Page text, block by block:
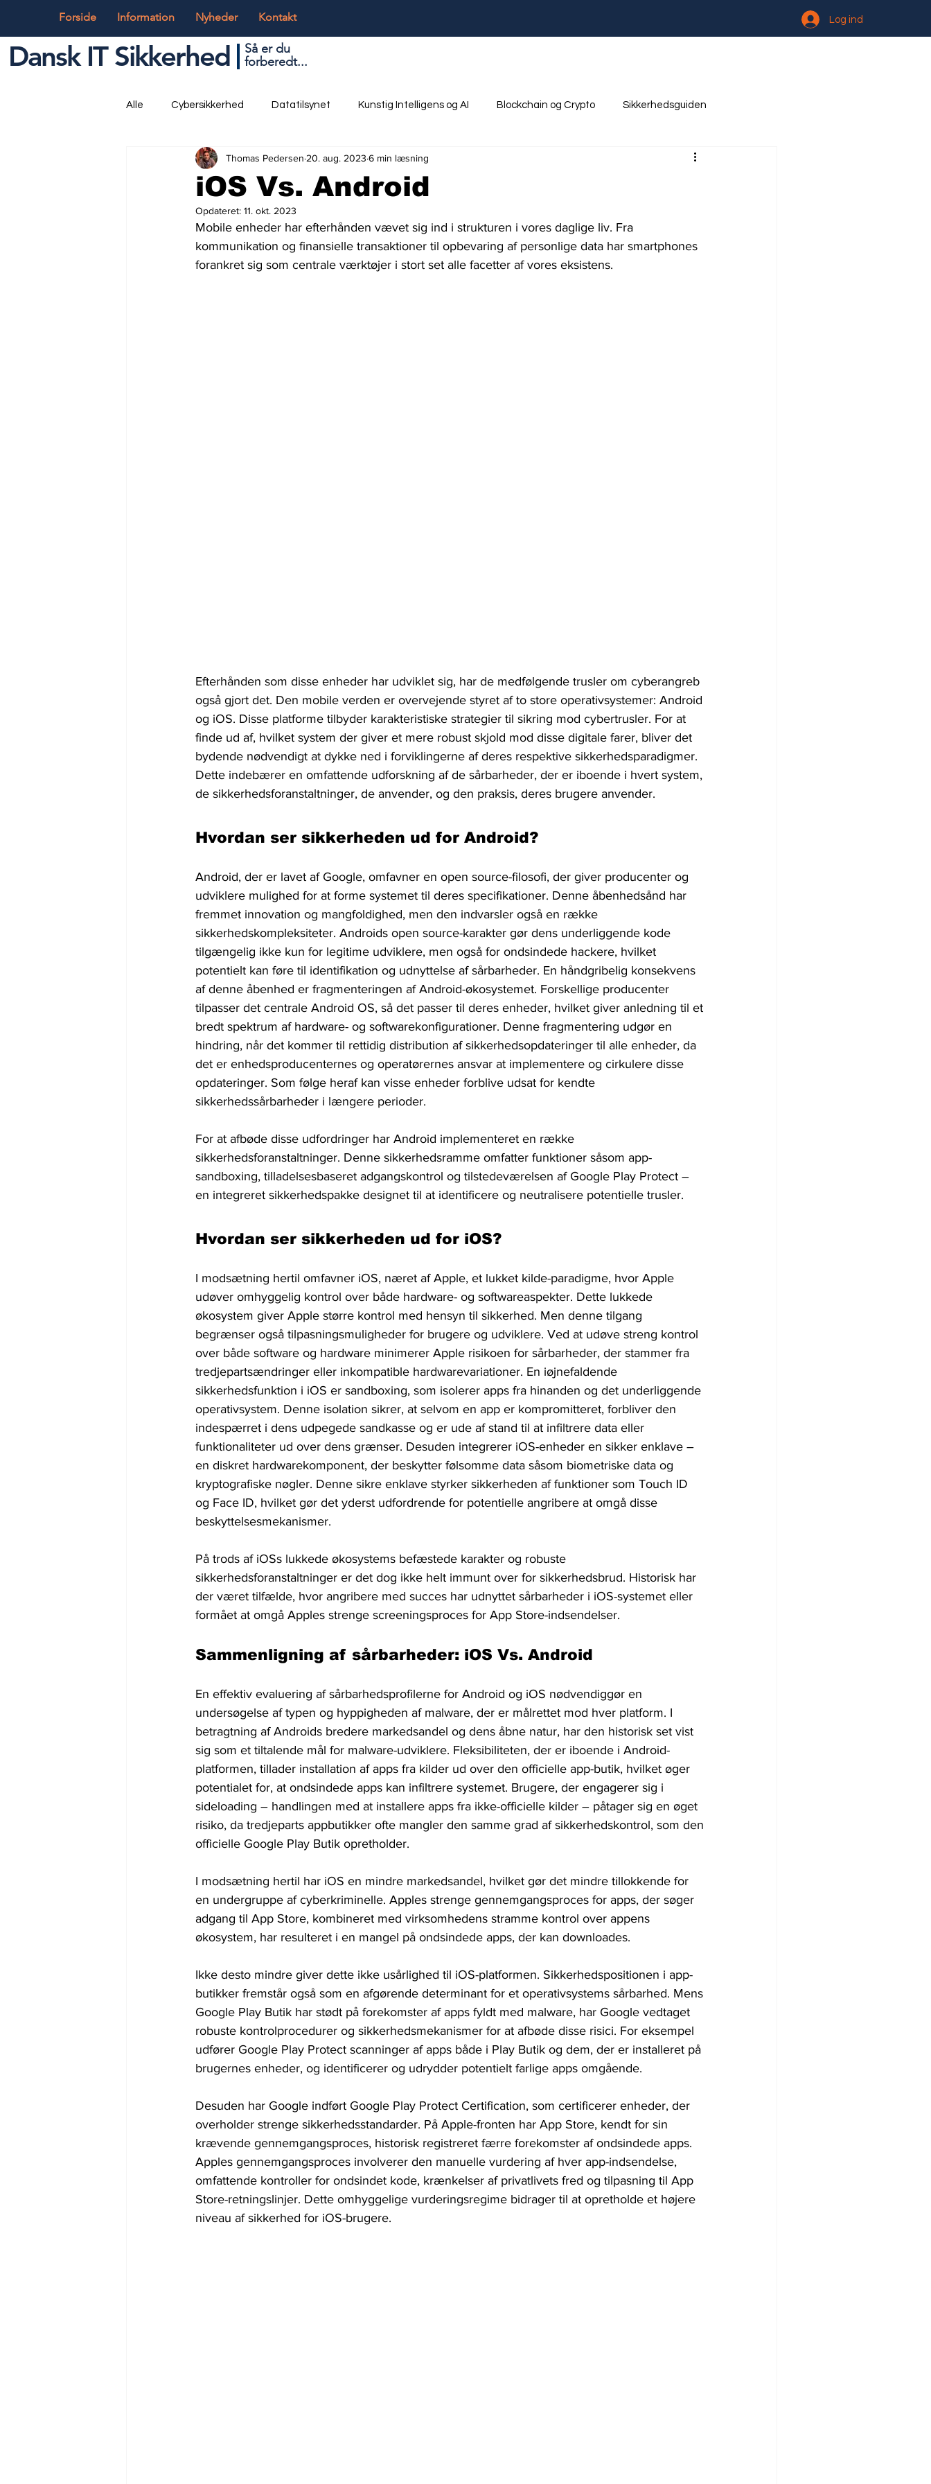
Forside Information Nyheder Kontakt Log ind
Dansk IT Sikkerhed
Så er du
forberedt...
Alle Cybersikkerhed Datatilsynet Kunstig Intelligens og AI Blockchain og Crypto Sikkerhedsguiden
Globalt og Digitalt IT og Teknik Ungdom og Uddannelse
iOS Vs. Android
Thomas Pedersen 20. aug. 2023 6 min læsning
Opdateret: 11. okt. 2023
Mobile enheder har efterhånden vævet sig ind i strukturen i vores daglige liv. Fra
kommunikation og finansielle transaktioner til opbevaring af personlige data har smartphones
forankret sig som centrale værktøjer i stort set alle facetter af vores eksistens.
Efterhånden som disse enheder har udviklet sig, har de medfølgende trusler om cyberangreb
også gjort det. Den mobile verden er overvejende styret af to store operativsystemer: Android
og iOS. Disse platforme tilbyder karakteristiske strategier til sikring mod cybertrusler. For at
finde ud af, hvilket system der giver et mere robust skjold mod disse digitale farer, bliver det
bydende nødvendigt at dykke ned i forviklingerne af deres respektive sikkerhedsparadigmer.
Dette indebærer en omfattende udforskning af de sårbarheder, der er iboende i hvert system,
de sikkerhedsforanstaltninger, de anvender, og den praksis, deres brugere anvender.
Hvordan ser sikkerheden ud for Android?
Android, der er lavet af Google, omfavner en open source-filosofi, der giver producenter og
udviklere mulighed for at forme systemet til deres specifikationer. Denne åbenhedsånd har
fremmet innovation og mangfoldighed, men den indvarsler også en række
sikkerhedskompleksiteter. Androids open source-karakter gør dens underliggende kode
tilgængelig ikke kun for legitime udviklere, men også for ondsindede hackere, hvilket
potentielt kan føre til identifikation og udnyttelse af sårbarheder. En håndgribelig konsekvens
af denne åbenhed er fragmenteringen af ​​Android-økosystemet. Forskellige producenter
tilpasser det centrale Android OS, så det passer til deres enheder, hvilket giver anledning til et
bredt spektrum af hardware- og softwarekonfigurationer. Denne fragmentering udgør en
hindring, når det kommer til rettidig distribution af sikkerhedsopdateringer til alle enheder, da
det er enhedsproducenternes og operatørernes ansvar at implementere og cirkulere disse
opdateringer. Som følge heraf kan visse enheder forblive udsat for kendte
sikkerhedssårbarheder i længere perioder.
For at afbøde disse udfordringer har Android implementeret en række
sikkerhedsforanstaltninger. Denne sikkerhedsramme omfatter funktioner såsom app-
sandboxing, tilladelsesbaseret adgangskontrol og tilstedeværelsen af ​​Google Play Protect –
en integreret sikkerhedspakke designet til at identificere og neutralisere potentielle trusler.
Hvordan ser sikkerheden ud for iOS?
I modsætning hertil omfavner iOS, næret af Apple, et lukket kilde-paradigme, hvor Apple
udøver omhyggelig kontrol over både hardware- og softwareaspekter. Dette lukkede
økosystem giver Apple større kontrol med hensyn til sikkerhed. Men denne tilgang
begrænser også tilpasningsmuligheder for brugere og udviklere. Ved at udøve streng kontrol
over både software og hardware minimerer Apple risikoen for sårbarheder, der stammer fra
tredjepartsændringer eller inkompatible hardwarevariationer. En iøjnefaldende
sikkerhedsfunktion i iOS er sandboxing, som isolerer apps fra hinanden og det underliggende
operativsystem. Denne isolation sikrer, at selvom en app er kompromitteret, forbliver den
indespærret i dens udpegede sandkasse og er ude af stand til at infiltrere data eller
funktionaliteter ud over dens grænser. Desuden integrerer iOS-enheder en sikker enklave –
en diskret hardwarekomponent, der beskytter følsomme data såsom biometriske data og
kryptografiske nøgler. Denne sikre enklave styrker sikkerheden af ​​funktioner som Touch ID
og Face ID, hvilket gør det yderst udfordrende for potentielle angribere at omgå disse
beskyttelsesmekanismer.
På trods af iOSs lukkede økosystems befæstede karakter og robuste
sikkerhedsforanstaltninger er det dog ikke helt immunt over for sikkerhedsbrud. Historisk har
der været tilfælde, hvor angribere med succes har udnyttet sårbarheder i iOS-systemet eller
formået at omgå Apples strenge screeningsproces for App Store-indsendelser.
Sammenligning af sårbarheder: iOS Vs. Android
En effektiv evaluering af sårbarhedsprofilerne for Android og iOS nødvendiggør en
undersøgelse af typen og hyppigheden af ​​malware, der er målrettet mod hver platform. I
betragtning af Androids bredere markedsandel og dens åbne natur, har den historisk set vist
sig som et tiltalende mål for malware-udviklere. Fleksibiliteten, der er iboende i Android-
platformen, tillader installation af apps fra kilder ud over den officielle app-butik, hvilket øger
potentialet for, at ondsindede apps kan infiltrere systemet. Brugere, der engagerer sig i
sideloading – handlingen med at installere apps fra ikke-officielle kilder – påtager sig en øget
risiko, da tredjeparts appbutikker ofte mangler den samme grad af sikkerhedskontrol, som den
officielle Google Play Butik opretholder.
I modsætning hertil har iOS en mindre markedsandel, hvilket gør det mindre tillokkende for
en undergruppe af cyberkriminelle. Apples strenge gennemgangsproces for apps, der søger
adgang til App Store, kombineret med virksomhedens stramme kontrol over appens
økosystem, har resulteret i en mangel på ondsindede apps, der kan downloades.
Ikke desto mindre giver dette ikke usårlighed til iOS-platformen. Sikkerhedspositionen i app-
butikker fremstår også som en afgørende determinant for et operativsystems sårbarhed. Mens
Google Play Butik har stødt på forekomster af apps fyldt med malware, har Google vedtaget
robuste kontrolprocedurer og sikkerhedsmekanismer for at afbøde disse risici. For eksempel
udfører Google Play Protect scanninger af apps både i Play Butik og dem, der er installeret på
brugernes enheder, og identificerer og udrydder potentielt farlige apps omgående.
Desuden har Google indført Google Play Protect Certification, som certificerer enheder, der
overholder strenge sikkerhedsstandarder. På Apple-fronten har App Store, kendt for sin
krævende gennemgangsproces, historisk registreret færre forekomster af ondsindede apps.
Apples gennemgangsproces involverer den manuelle vurdering af hver app-indsendelse,
omfattende kontroller for ondsindet kode, krænkelser af privatlivets fred og tilpasning til App
Store-retningslinjer. Dette omhyggelige vurderingsregime bidrager til at opretholde et højere
niveau af sikkerhed for iOS-brugere.